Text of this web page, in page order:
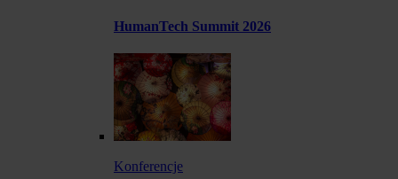
HumanTech Summit 2026
Konferencje